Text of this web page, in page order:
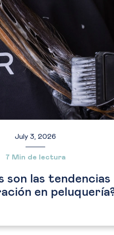
July 3, 2026
7 Min de lectura
son las tendencias
en